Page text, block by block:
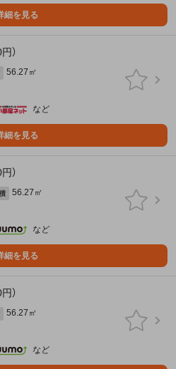
細を見る
）
56.27㎡
など
細を見る
）
56.27㎡
など
細を見る
）
56.27㎡
など